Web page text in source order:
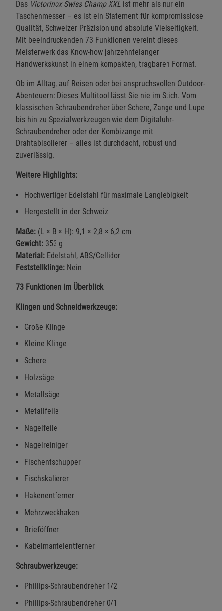
Das Victorinox Swiss Champ XXL ist mehr als nur ein
Taschenmesser – es ist ein Statement für kompromisslose
Qualität, Schweizer Präzision und absolute Vielseitigkeit.
Mit beeindruckenden 73 Funktionen vereint dieses
Meisterwerk das Know-how jahrzehntelanger
Handwerkskunst in einem kompakten, tragbaren Format.
Ob im Alltag, auf Reisen oder bei anspruchsvollen Outdoor-
Abenteuern: Dieses Multitool lässt Sie nie im Stich. Vom
klassischen Schraubendreher über Schere, Zange und Lupe
bis hin zu Spezialwerkzeugen wie dem Digitaluhr-
Schraubendreher oder der Kombizange mit
Drahtabisolierer – alles ist durchdacht, robust und
zuverlässig.
Weitere Highlights:
Hochwertiger Edelstahl für maximale Langlebigkeit
Hergestellt in der Schweiz
Maße: (L × B × H): 9,1 × 2,8 × 6,2 cm
Gewicht: 353 g
Material: Edelstahl, ABS/Cellidor
Feststellklinge: Nein
73 Funktionen im Überblick
Klingen und Schneidwerkzeuge:
Große Klinge
Kleine Klinge
Schere
Holzsäge
Metallsäge
Metallfeile
Nagelfeile
Nagelreiniger
Fischentschupper
Fischskalierer
Hakenentferner
Mehrzweckhaken
Brieföffner
Kabelmantelentferner
Schraubwerkzeuge:
Phillips-Schraubendreher 1/2
Phillips-Schraubendreher 0/1